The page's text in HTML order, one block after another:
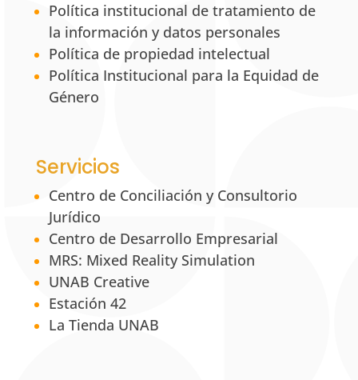
Política institucional de tratamiento de
la información y datos personales
Política de propiedad intelectual
Política Institucional para la Equidad de
Género
Servicios
Centro de Conciliación y Consultorio
Jurídico
Centro de Desarrollo Empresarial
MRS: Mixed Reality Simulation
UNAB Creative
Estación 42
La Tienda UNAB